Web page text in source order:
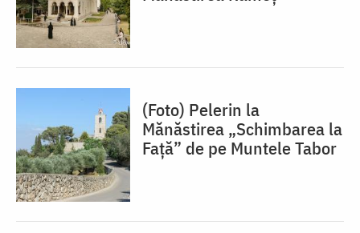
(Foto) Pelerin la
Mănăstirea „Schimbarea la
Față” de pe Muntele Tabor